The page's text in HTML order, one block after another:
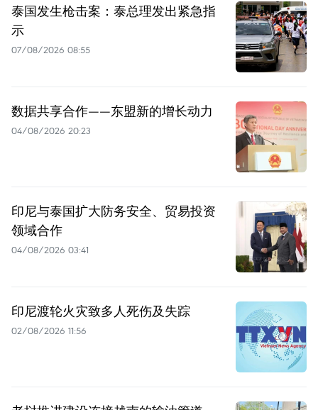
泰国发生枪击案：泰总理发出紧急指
示
07/08/2026 08:55
数据共享合作——东盟新的增长动力
04/08/2026 20:23
印尼与泰国扩大防务安全、贸易投资
领域合作
04/08/2026 03:41
印尼渡轮火灾致多人死伤及失踪
02/08/2026 11:56